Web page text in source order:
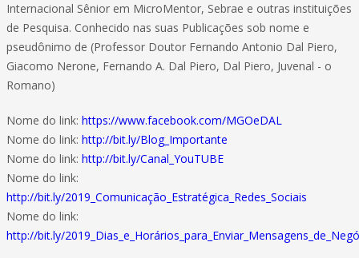
Internacional Sênior em MicroMentor, Sebrae e outras instituições
de Pesquisa. Conhecido nas suas Publicações sob nome e
pseudônimo de (Professor Doutor Fernando Antonio Dal Piero,
Giacomo Nerone, Fernando A. Dal Piero, Dal Piero, Juvenal - o
Romano)
Nome do link: https://www.facebook.com/MGOeDAL
Nome do link: http://bit.ly/Blog_Importante
Nome do link: http://bit.ly/Canal_YouTUBE
Nome do link:
http://bit.ly/2019_Comunicação_Estratégica_Redes_Sociais
Nome do link:
http://bit.ly/